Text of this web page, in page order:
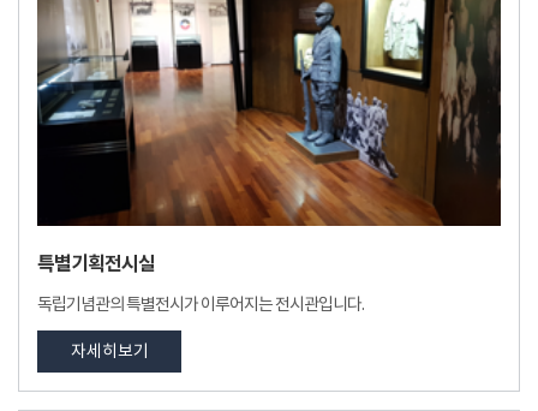
특별기획전시실
독립기념관의 특별전시가 이루어지는 전시관입니다.
자세히보기